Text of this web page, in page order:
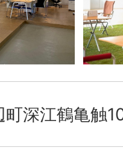
町深江鶴亀触